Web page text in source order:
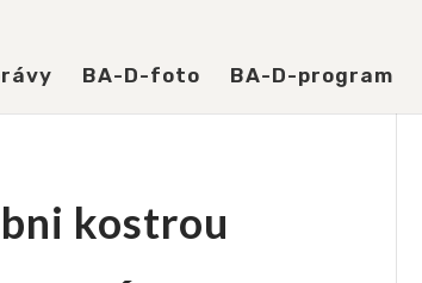
BA-D-foto BA-D-program
kostrou